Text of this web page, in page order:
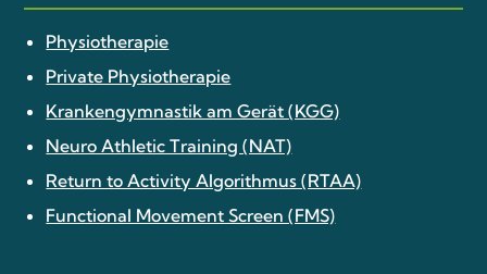
Physiotherapie
Private Physiotherapie
Krankengymnastik am Gerät (KGG)
Neuro Athletic Training (NAT)
Return to Activity Algorithmus (RTAA)
Functional Movement Screen (FMS)